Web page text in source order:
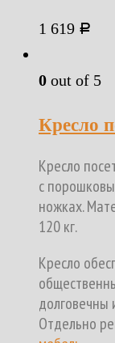
1 619 Р
0 out of 5
Кресло
Кресло
с
ножках.
120 кг.
Кресло
долговечны
Отдельно